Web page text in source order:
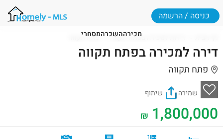
מכירההשכרהמסחרי
כניסה / הרשמה
דירות למכירה בפתח תקווה פתח תקווה
דירה למכירה בפתח תקווה
פתח תקווה
שמירה שיתוף
1,800,000
₪